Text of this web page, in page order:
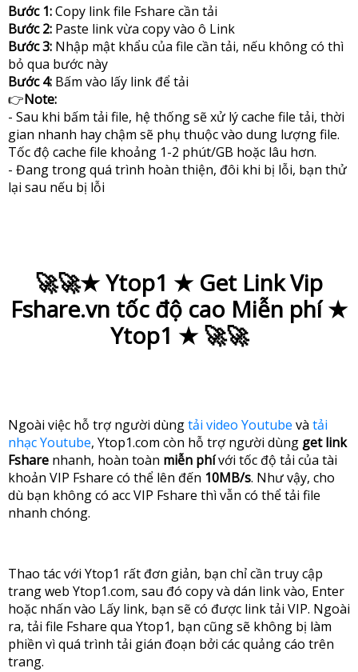
Bước 1:Copy link file Fshare cần tải
Bước 2: Paste link vừa copy vào ô Link
Bước 3: Nhập mật khẩu của file cần tải, nếu không có thì
bỏ qua bước này
Bước 4: Bấm vào lấy link để tải
👉Note:
- Sau khi bấm tải file, hệ thống sẽ xử lý cache file tải, thời
gian nhanh hay chậm sẽ phụ thuộc vào dung lượng file.
Tốc độ cache file khoảng 1-2 phút/GB hoặc lâu hơn.
- Đang trong quá trình hoàn thiện, đôi khi bị lỗi, bạn thử
lại sau nếu bị lỗi
🚀🚀★ Ytop1 ★ Get Link Vip
Fshare.vn tốc độ cao Miễn phí ★
Ytop1 ★ 🚀🚀
Ngoài việc hỗ trợ người dùngtải video Youtube và tải
nhạc Youtube, Ytop1.com còn hỗ trợ người dùng get link
Fshare nhanh, hoàn toàn miễn phívới tốc độ tải của tài
khoản VIP Fshare có thể lên đến 10MB/s. Như vậy, cho
dù bạn không có acc VIP Fshare thì vẫn có thể tải file
nhanh chóng.
Thao tác với Ytop1 rất đơn giản, bạn chỉ cần truy cập
trang web Ytop1.com, sau đó copy và dán link vào, Enter
hoặc nhấn vào Lấy link, bạn sẽ có được link tải VIP. Ngoài
ra, tải file Fshare qua Ytop1, bạn cũng sẽ không bị làm
phiền vì quá trình tải gián đoạn bởi các quảng cáo trên
trang.